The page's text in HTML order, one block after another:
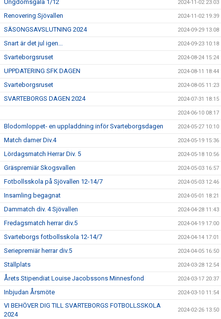
Ungdomsgala 1/12 2024-11-02 23:03
Renovering Sjövallen 2024-11-02 19:39
SÄSONGSAVSLUTNING 2024 2024-09-29 13:08
Snart är det jul igen... 2024-09-23 10:18
Svarteborgsruset 2024-08-24 15:24
UPPDATERING SFK DAGEN 2024-08-11 18:44
Svarteborgsruset 2024-08-05 11:23
SVARTEBORGS DAGEN 2024 2024-07-31 18:15
2024-06-10 08:17
Blodomloppet- en uppladdning inför Svarteborgsdagen 2024-05-27 10:10
Match damer Div.4 2024-05-19 15:36
Lördagsmatch Herrar Div. 5 2024-05-18 10:56
Gräspremiär Skogsvallen 2024-05-03 16:57
Fotbollsskola på Sjövallen 12-14/7 2024-05-03 12:46
Insamling begagnat 2024-05-01 18:21
Dammatch div. 4 Sjövallen 2024-04-28 11:43
Fredagsmatch herrar div.5 2024-04-19 17:00
Svarteborgs fotbollsskola 12-14/7 2024-04-14 17:01
Seriepremiär herrar div.5 2024-04-05 16:50
Ställplats 2024-03-28 12:54
Årets Stipendiat Louise Jacobssons Minnesfond 2024-03-17 20:37
Inbjudan Årsmöte 2024-03-10 11:54
VI BEHÖVER DIG TILL SVARTEBORGS FOTBOLLSSKOLA
2024
2024-02-26 13:50